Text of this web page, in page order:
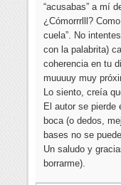
“acusabas” a mí
¿Cómorrrlll?
cuela”. No
con la palabrita)
coherencia en tu
muuuuy muy
Lo siento, creía
El autor se pierde
boca (o dedos,
bases no se
Un saludo y
borrarme).